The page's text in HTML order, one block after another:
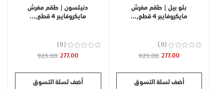
بلو بيل | طقم مفرش
مايكروفايبر 4 قطع,...
0
277.00
923.00
أضف لسلة التسوق
دنيلسون | طقم مفرش
مايكروفايبر 4 قطع,...
0
277.00
923.00
أضف لسلة التسوق